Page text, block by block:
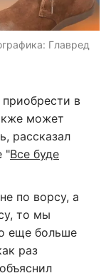
Главред
в
может
рассказал
"Все буде
по ворсу, а
то мы
еще больше
раз